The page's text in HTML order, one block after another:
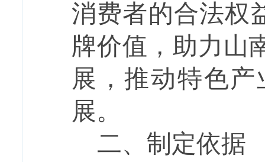
消费者的合法权
牌价值，助力山
展，推动特色
展。
二、 制定依据